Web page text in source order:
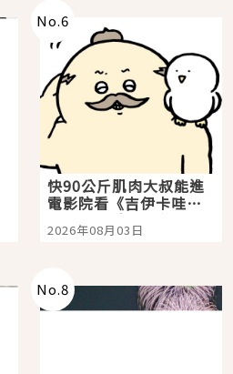
No.6
快90公斤肌肉大叔能進
電影院看《吉伊卡哇》
嗎？日本重金屬樂團
「打首」會長與nagano
2026年08月03日
No.8